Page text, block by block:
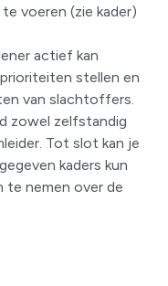
voeren (zie kader)
actief kan
stellen en
van slachtoffers.
zowel zelfstandig
Tot slot kan je
kaders kun
te nemen over de